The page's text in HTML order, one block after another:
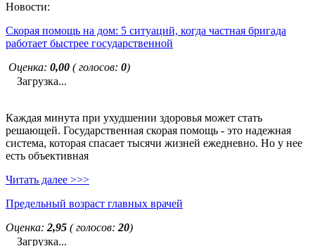
Новости:
Скорая помощь на дом: 5 ситуаций, когда частная бригада
работает быстрее государственной
Оценка: 0,00 ( голосов: 0)
Загрузка...
Каждая минута при ухудшении здоровья может стать
решающей. Государственная скорая помощь - это надежная
система, которая спасает тысячи жизней ежедневно. Но у нее
есть объективная
Читать далее >>>
Предельный возраст главных врачей
Оценка: 2,95 ( голосов: 20)
Загрузка...